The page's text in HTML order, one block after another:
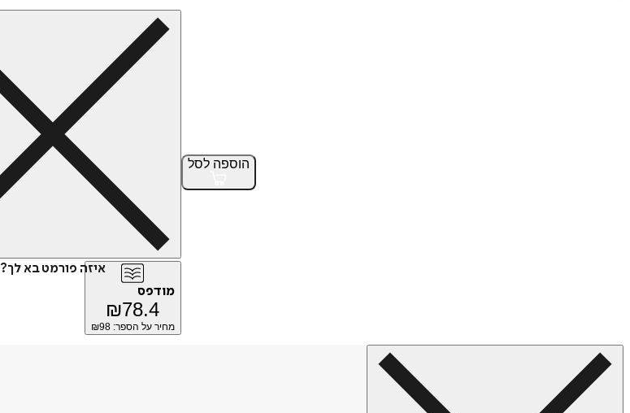
הוספה לסל
איזה פורמט בא לך?
מודפס
₪78.4
מחיר על הספר: ₪98